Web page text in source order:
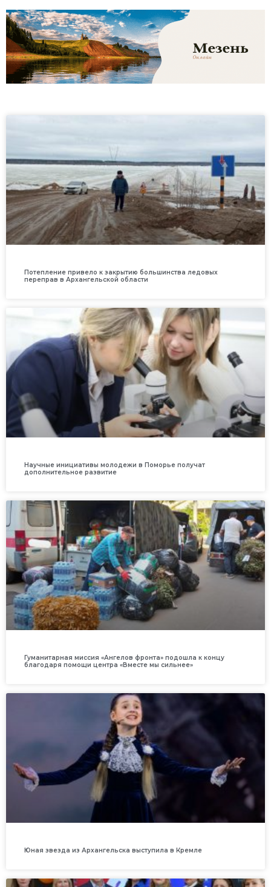
Потепление привело к закрытию большинства ледовых
переправ в Архангельской области
Научные инициативы молодежи в Поморье получат
дополнительное развитие
Гуманитарная миссия «Ангелов фронта» подошла к концу
благодаря помощи центра «Вместе мы сильнее»
Юная звезда из Архангельска выступила в Кремле